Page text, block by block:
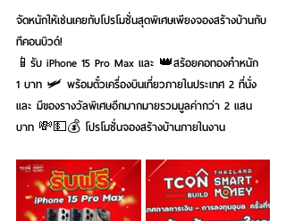
จัดหนักให้เช่นเคยกับโปรโมชั่นสุดพิเศษเพียงจองสร้างบ้านกับ
ทีคอนบิวด์!
📱รับ iPhone 15 Pro Max และ 👑สร้อยคอทองคำหนัก
1 บาท 🛩 พร้อมตั๋วเครื่องบินเที่ยวภายในประเทศ 2 ที่นั่ง
และ มีของรางวัลพิเศษอีกมากมายรวมมูลค่ากว่า 2 แสน
บาท 💸💵💰 โปรโมชั่นจองสร้างบ้านภายในงาน